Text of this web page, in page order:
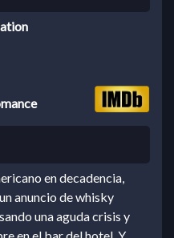
en decadencia,
anuncio de whisky
una aguda crisis y